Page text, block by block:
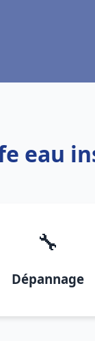
eau
🔧
Dépannage